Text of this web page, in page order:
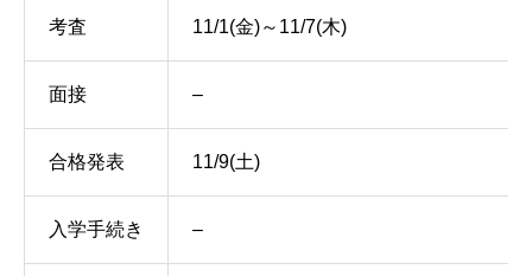
考査 11/1(金)～11/7(木)
面接 –
合格発表 11/9(土)
入学手続き –